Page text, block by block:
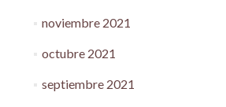
noviembre 2021
octubre 2021
septiembre 2021